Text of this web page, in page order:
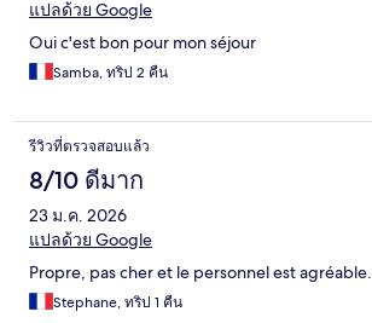
แปลด้วย Google
Oui c'est bon pour mon séjour
Samba, ทริป 2 คืน
รีวิวที่ตรวจสอบแล้ว
8/10 ดีมาก
23 ม.ค. 2026
แปลด้วย Google
Propre, pas cher et le personnel est agréable.
Stephane, ทริป 1 คืน